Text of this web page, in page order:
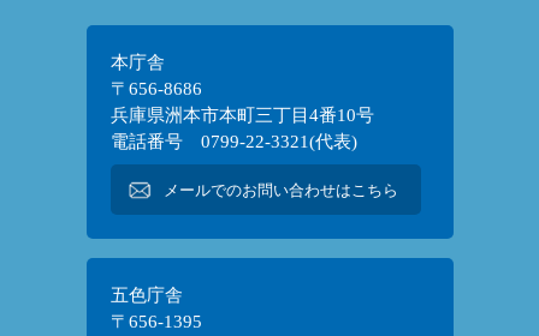
本庁舎
〒656-8686
兵庫県洲本市本町三丁目4番10号
電話番号 0799-22-3321(代表)
メールでのお問い合わせはこちら
五色庁舎
〒656-1395